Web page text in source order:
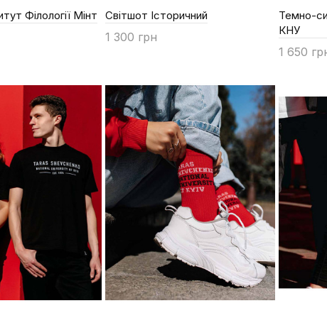
Філології Мінт Світшот Історичний
1 300 грн
Темно-
КНУ
1 650